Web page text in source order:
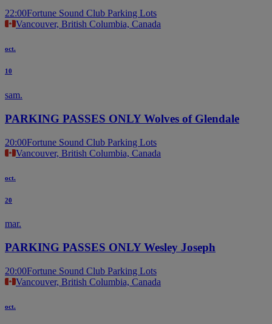
22:00Fortune Sound Club Parking Lots
Vancouver, British Columbia, Canada
oct.
10
sam.
PARKING PASSES ONLY Wolves of Glendale
20:00Fortune Sound Club Parking Lots
Vancouver, British Columbia, Canada
oct.
20
mar.
PARKING PASSES ONLY Wesley Joseph
20:00Fortune Sound Club Parking Lots
Vancouver, British Columbia, Canada
oct.